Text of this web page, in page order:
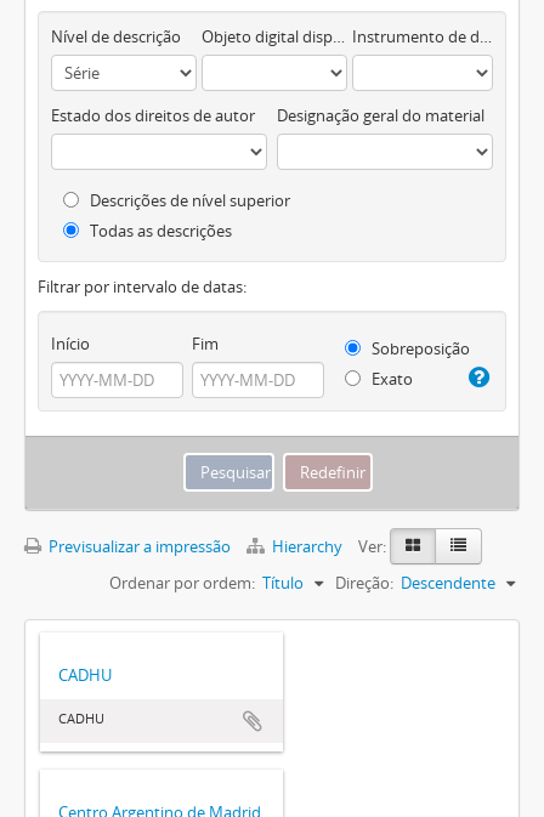
Nível de descrição Objeto digital disponível Instrumento de descrição documental
Estado dos direitos de autor Designação geral do material
Descrições de nível superior
Todas as descrições
Filtrar por intervalo de datas:
Início Fim
Sobreposição
Exato
Previsualizar a impressão Hierarchy
Ver:
Ordenar por ordem: Título Direção: Descendente
CADHU
CADHU
Centro Argentino de Madrid